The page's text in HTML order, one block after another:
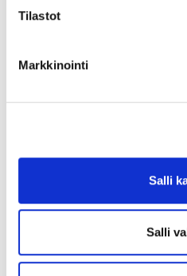
Tilastot
Markkinointi
Salli
Salli